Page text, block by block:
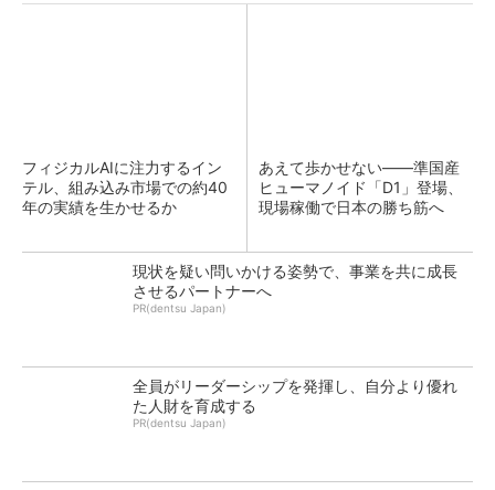
フィジカルAIに注力するイン
テル、組み込み市場での約40
年の実績を生かせるか
あえて歩かせない――準国産
ヒューマノイド「D1」登場、
現場稼働で日本の勝ち筋へ
現状を疑い問いかける姿勢で、事業を共に成長
させるパートナーへ
PR(dentsu Japan)
全員がリーダーシップを発揮し、自分より優れ
た人財を育成する
PR(dentsu Japan)